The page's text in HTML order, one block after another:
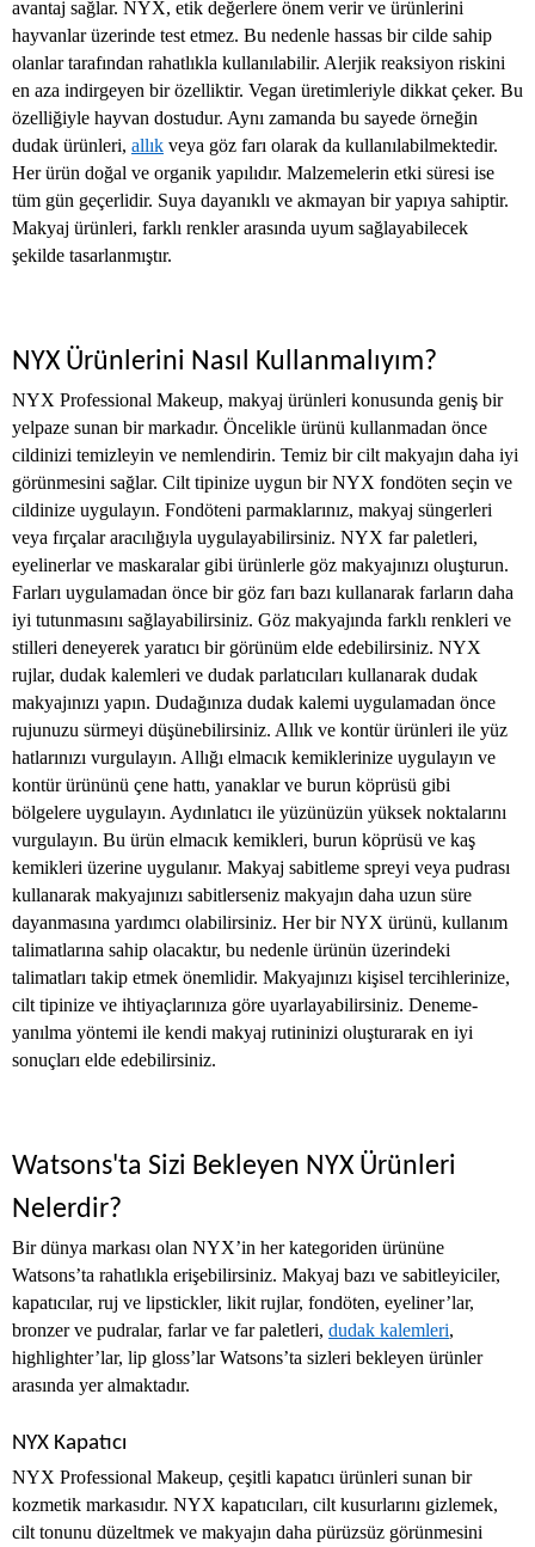
avantaj sağlar. NYX, etik değerlere önem verir ve ürünlerini
hayvanlar üzerinde test etmez. Bu nedenle hassas bir cilde sahip
olanlar tarafından rahatlıkla kullanılabilir. Alerjik reaksiyon riskini
en aza indirgeyen bir özelliktir. Vegan üretimleriyle dikkat çeker. Bu
özelliğiyle hayvan dostudur. Aynı zamanda bu sayede örneğin
dudak ürünleri, allık veya göz farı olarak da kullanılabilmektedir.
Her ürün doğal ve organik yapılıdır. Malzemelerin etki süresi ise
tüm gün geçerlidir. Suya dayanıklı ve akmayan bir yapıya sahiptir.
Makyaj ürünleri, farklı renkler arasında uyum sağlayabilecek
şekilde tasarlanmıştır.
NYX Ürünlerini Nasıl Kullanmalıyım?
NYX Professional Makeup, makyaj ürünleri konusunda geniş bir
yelpaze sunan bir markadır. Öncelikle ürünü kullanmadan önce
cildinizi temizleyin ve nemlendirin. Temiz bir cilt makyajın daha iyi
görünmesini sağlar. Cilt tipinize uygun bir NYX fondöten seçin ve
cildinize uygulayın. Fondöteni parmaklarınız, makyaj süngerleri
veya fırçalar aracılığıyla uygulayabilirsiniz. NYX far paletleri,
eyelinerlar ve maskaralar gibi ürünlerle göz makyajınızı oluşturun.
Farları uygulamadan önce bir göz farı bazı kullanarak farların daha
iyi tutunmasını sağlayabilirsiniz. Göz makyajında farklı renkleri ve
stilleri deneyerek yaratıcı bir görünüm elde edebilirsiniz. NYX
rujlar, dudak kalemleri ve dudak parlatıcıları kullanarak dudak
makyajınızı yapın. Dudağınıza dudak kalemi uygulamadan önce
rujunuzu sürmeyi düşünebilirsiniz. Allık ve kontür ürünleri ile yüz
hatlarınızı vurgulayın. Allığı elmacık kemiklerinize uygulayın ve
kontür ürününü çene hattı, yanaklar ve burun köprüsü gibi
bölgelere uygulayın. Aydınlatıcı ile yüzünüzün yüksek noktalarını
vurgulayın. Bu ürün elmacık kemikleri, burun köprüsü ve kaş
kemikleri üzerine uygulanır. Makyaj sabitleme spreyi veya pudrası
kullanarak makyajınızı sabitlerseniz makyajın daha uzun süre
dayanmasına yardımcı olabilirsiniz. Her bir NYX ürünü, kullanım
talimatlarına sahip olacaktır, bu nedenle ürünün üzerindeki
talimatları takip etmek önemlidir. Makyajınızı kişisel tercihlerinize,
cilt tipinize ve ihtiyaçlarınıza göre uyarlayabilirsiniz. Deneme-
yanılma yöntemi ile kendi makyaj rutininizi oluşturarak en iyi
sonuçları elde edebilirsiniz.
Watsons'ta Sizi Bekleyen NYX Ürünleri
Nelerdir?
Bir dünya markası olan NYX’in her kategoriden ürününe
Watsons’ta rahatlıkla erişebilirsiniz. Makyaj bazı ve sabitleyiciler,
kapatıcılar, ruj ve lipstickler, likit rujlar, fondöten, eyeliner’lar,
bronzer ve pudralar, farlar ve far paletleri, dudak kalemleri,
highlighter’lar, lip gloss’lar Watsons’ta sizleri bekleyen ürünler
arasında yer almaktadır.
NYX Kapatıcı
NYX Professional Makeup, çeşitli kapatıcı ürünleri sunan bir
kozmetik markasıdır. NYX kapatıcıları, cilt kusurlarını gizlemek,
cilt tonunu düzeltmek ve makyajın daha pürüzsüz görünmesini